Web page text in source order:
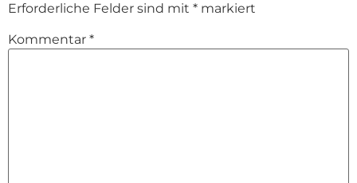
Erforderliche Felder sind mit * markiert
Kommentar *